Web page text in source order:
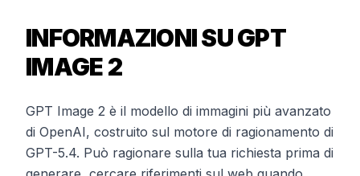
INFORMAZIONI SU GPT
IMAGE 2
GPT Image 2 è il modello di immagini più avanzato
di OpenAI, costruito sul motore di ragionamento di
GPT-5.4. Può ragionare sulla tua richiesta prima di